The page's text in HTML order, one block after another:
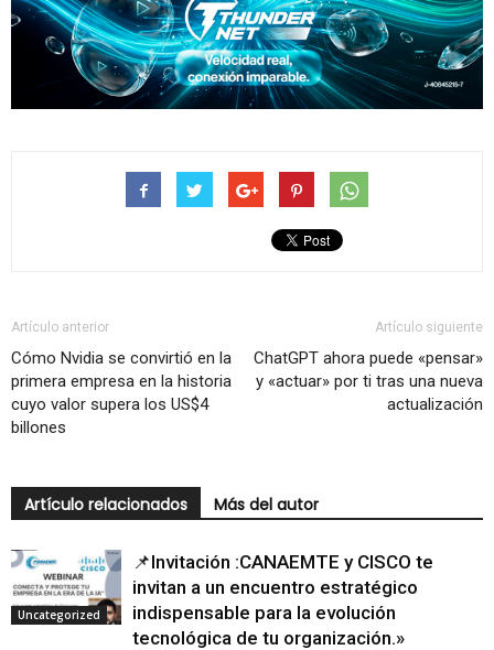
Artículo anterior
Cómo Nvidia se convirtió en la
primera empresa en la historia
cuyo valor supera los US$4
billones
Artículo siguiente
ChatGPT ahora puede «pensar»
y «actuar» por ti tras una nueva
actualización
Artículo relacionados Más del autor
Uncategorized
📌Invitación :CANAEMTE y CISCO te
invitan a un encuentro estratégico
indispensable para la evolución
tecnológica de tu organización.»